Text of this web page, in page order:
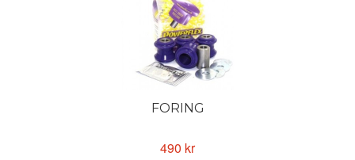
FORING
490 kr